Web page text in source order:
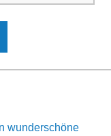
wunderschöne